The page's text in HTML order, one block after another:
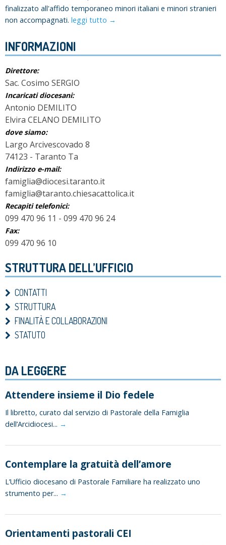
finalizzato all'affido temporaneo minori italiani e minori stranieri
non accompagnati. leggi tutto →
INFORMAZIONI
Direttore:
Sac. Cosimo SERGIO
Incaricati diocesani:
Antonio DEMILITO
Elvira CELANO DEMILITO
dove siamo:
Largo Arcivescovado 8
74123 - Taranto Ta
Indirizzo e-mail:
famiglia@diocesi.taranto.it
famiglia@taranto.chiesacattolica.it
Recapiti telefonici:
099 470 96 11 - 099 470 96 24
Fax:
099 470 96 10
STRUTTURA DELL’UFFICIO
CONTATTI
STRUTTURA
FINALITÀ E COLLABORAZIONI
STATUTO
DA LEGGERE
Attendere insieme il Dio fedele
Il libretto, curato dal servizio di Pastorale della Famiglia
dell’Arcidiocesi... →
Contemplare la gratuità dell’amore
L’Ufficio diocesano di Pastorale Familiare ha realizzato uno
strumento per... →
Orientamenti pastorali CEI